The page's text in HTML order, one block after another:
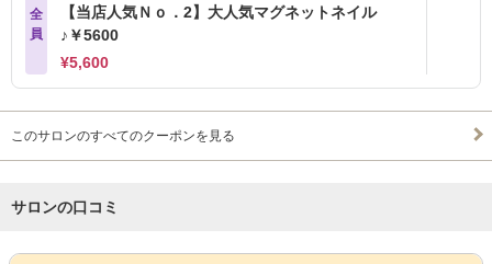
全
員
【当店人気Ｎｏ．2】大人気マグネットネイル
♪￥5600
¥5,600
このサロンのすべてのクーポンを見る
サロンの口コミ
サロンPick Up